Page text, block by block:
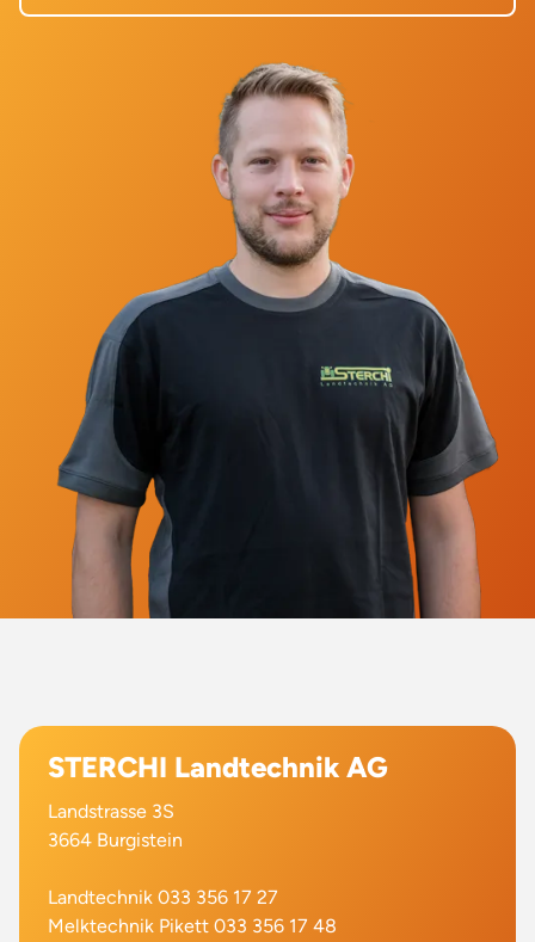
STERCHI Landtechnik AG
Landstrasse 3S
3664 Burgistein
Landtechnik 033 356 17 27
Melktechnik Pikett 033 356 17 48